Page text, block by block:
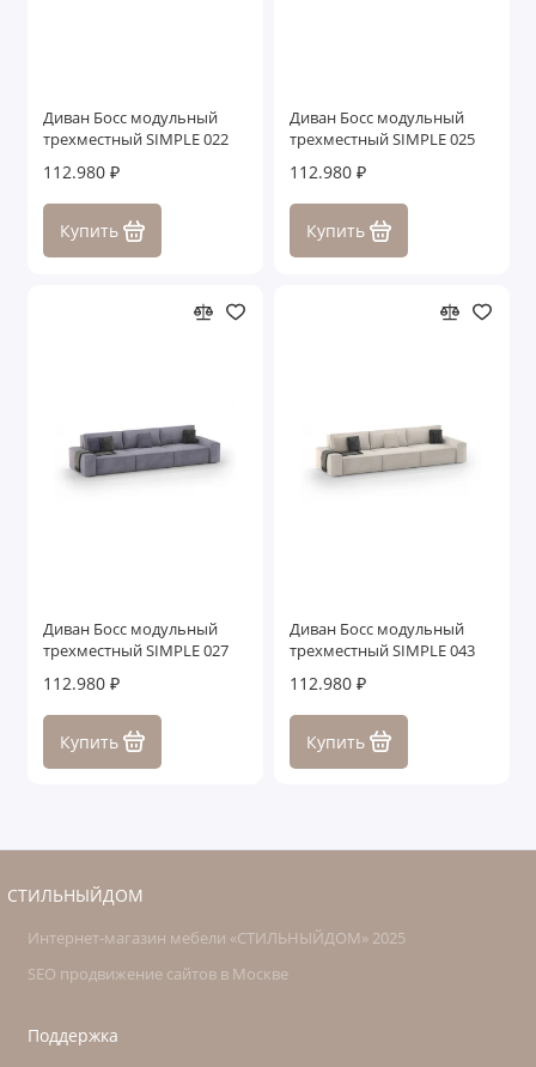
Диван Босс модульный
трехместный SIMPLE 022
112.980 ₽
Купить
Диван Босс модульный
трехместный SIMPLE 025
112.980 ₽
Купить
Диван Босс модульный
трехместный SIMPLE 027
112.980 ₽
Купить
Диван Босс модульный
трехместный SIMPLE 043
112.980 ₽
Купить
СТИЛЬНЫЙДОМ
Интернет-магазин мебели «СТИЛЬНЫЙДОМ» 2025
SEO продвижение сайтов в Москве
Поддержка